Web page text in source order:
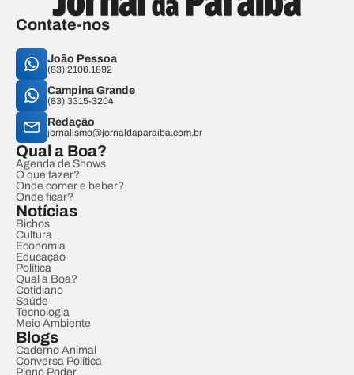
Contate-nos
João Pessoa
(83) 2106.1892
Campina Grande
(83) 3315-3204
Redação
jornalismo@jornaldaparaiba.com.br
Qual a Boa?
Agenda de Shows
O que fazer?
Onde comer e beber?
Onde ficar?
Notícias
Bichos
Cultura
Economia
Educação
Política
Qual a Boa?
Cotidiano
Saúde
Tecnologia
Meio Ambiente
Blogs
Caderno Animal
Conversa Política
Pleno Poder